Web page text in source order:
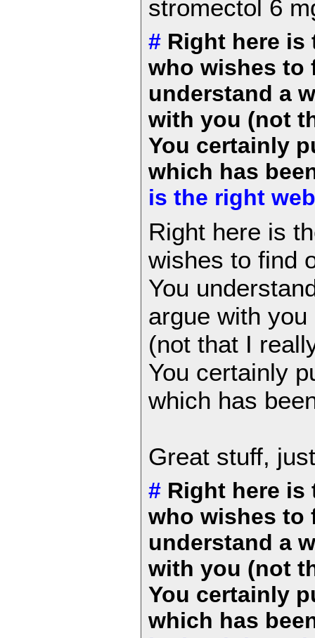
stromectol 6
# Right here is
who wishes to
understand a
with you (not
You certainly
which has
is the right
Right here is
wishes to find
You
argue with you
(not that I
You certainly
which has
Great stuff,
# Right here is
who wishes to
understand a
with you (not
You certainly
which has